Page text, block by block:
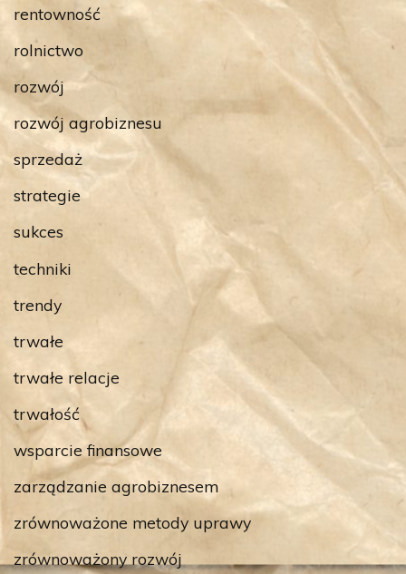
rentowność
rolnictwo
rozwój
rozwój agrobiznesu
sprzedaż
strategie
sukces
techniki
trendy
trwałe
trwałe relacje
trwałość
wsparcie finansowe
zarządzanie agrobiznesem
zrównoważone metody uprawy
zrównoważony rozwój